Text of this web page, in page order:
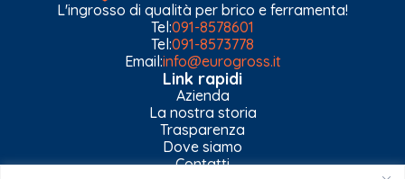
L'ingrosso di qualità per brico e ferramenta!
Tel:091-8578601
Tel:091-8573778
Email:info@eurogross.it
Link rapidi
Azienda
La nostra storia
Trasparenza
Dove siamo
Contatti